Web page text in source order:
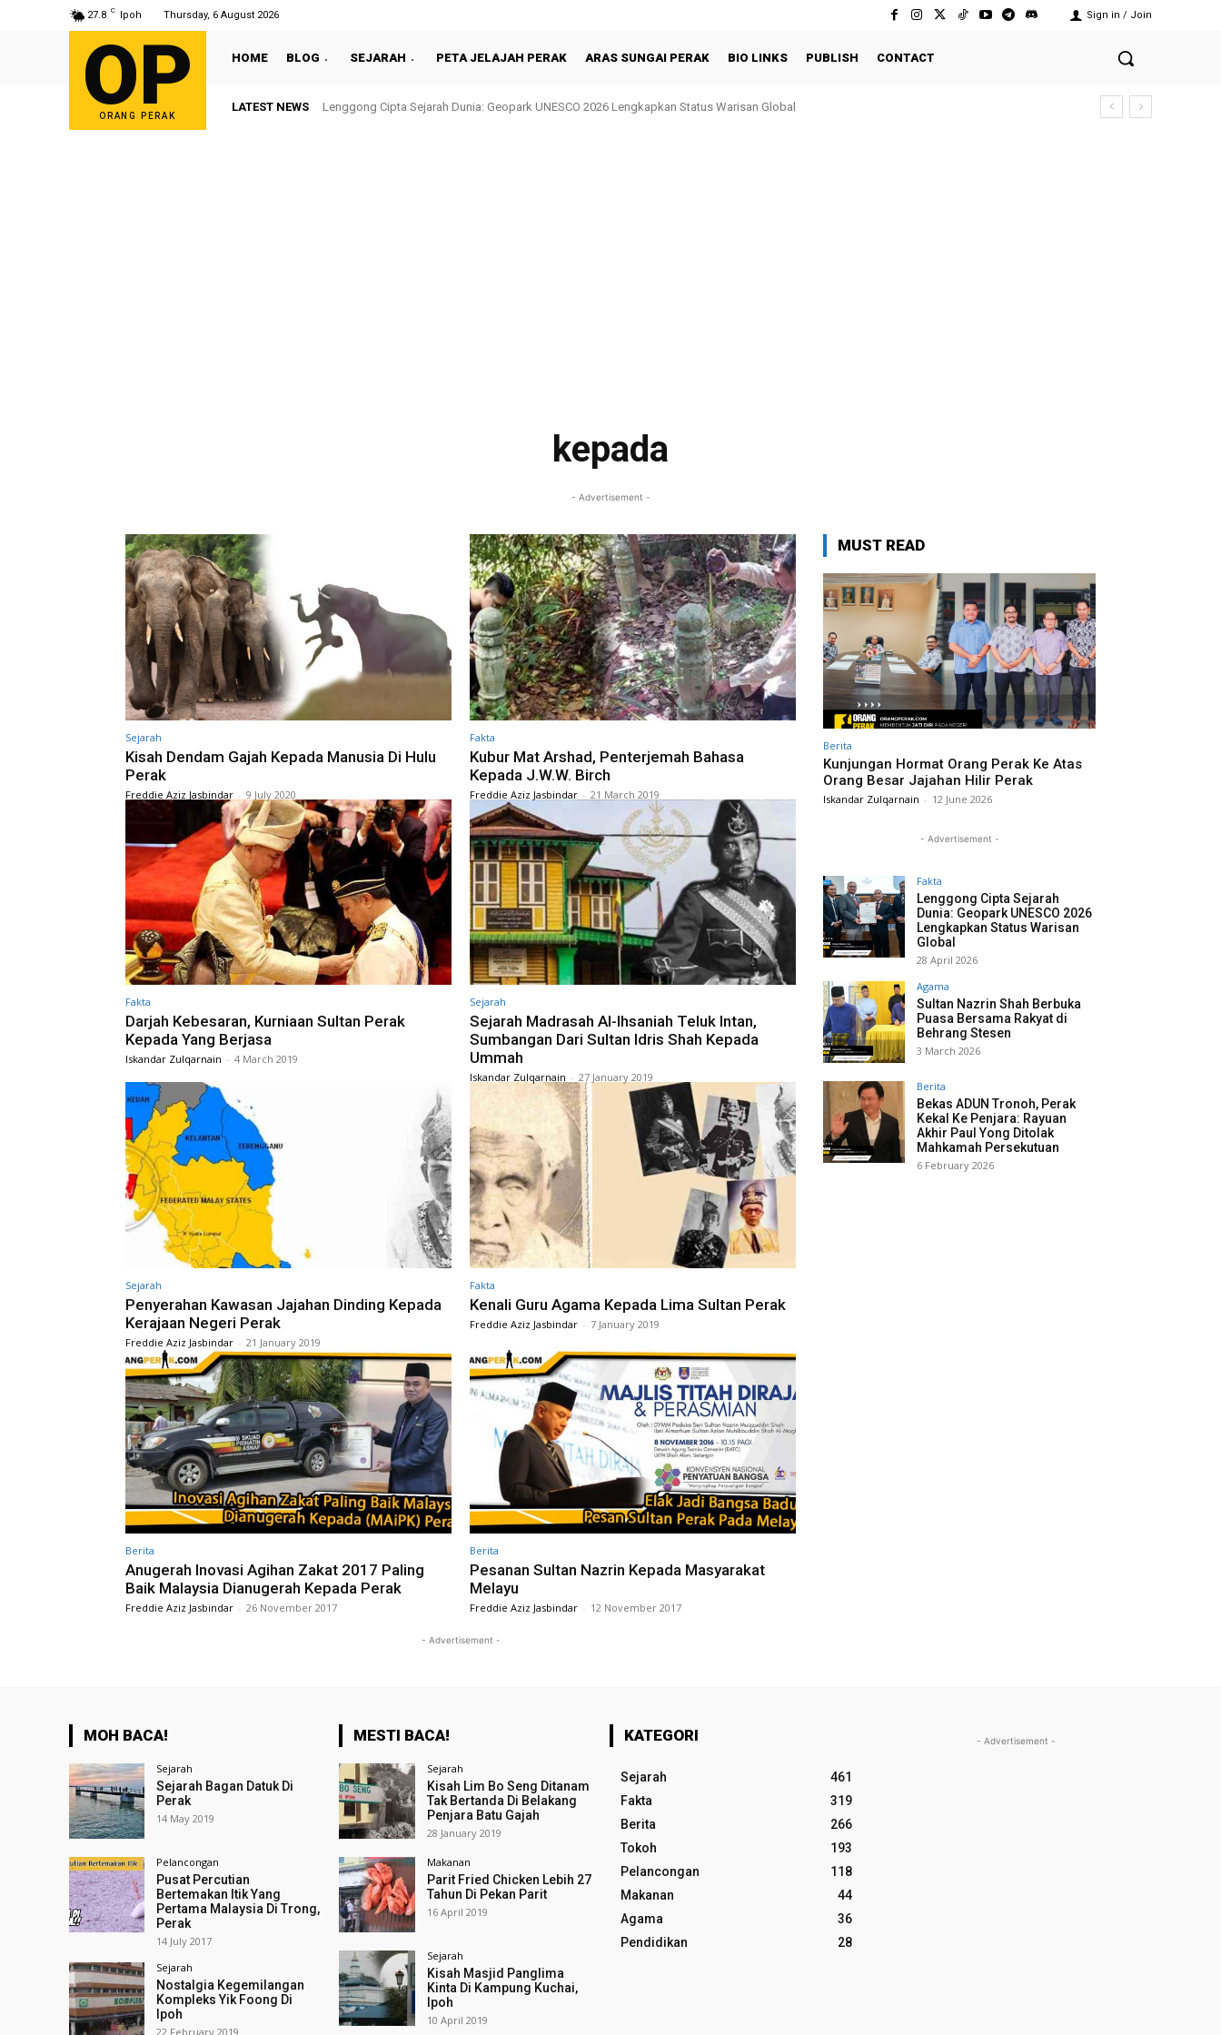
27.8 C Ipoh Thursday, 6 August 2026 Sign in / Join
OP
ORANG PERAK
HOME BLOG SEJARAH PETA JELAJAH PERAK ARAS SUNGAI PERAK BIO LINKS PUBLISH CONTACT
LATEST NEWSLenggong Cipta Sejarah Dunia: Geopark UNESCO 2026 Lengkapkan Status Warisan Global
Sultan Nazrin Shah Berbuka Puasa Bersama Rakyat di Behrang Stesen
kepada
- Advertisement -
Sejarah
Kisah Dendam Gajah Kepada Manusia Di Hulu
Perak
Freddie Aziz Jasbindar - 9 July 2020
Fakta
Kubur Mat Arshad, Penterjemah Bahasa
Kepada J.W.W. Birch
Freddie Aziz Jasbindar - 21 March 2019
Fakta
Darjah Kebesaran, Kurniaan Sultan Perak
Kepada Yang Berjasa
Iskandar Zulqarnain - 4 March 2019
Sejarah
Sejarah Madrasah Al-Ihsaniah Teluk Intan,
Sumbangan Dari Sultan Idris Shah Kepada
Ummah
Iskandar Zulqarnain - 27 January 2019
Sejarah
Penyerahan Kawasan Jajahan Dinding Kepada
Kerajaan Negeri Perak
Freddie Aziz Jasbindar - 21 January 2019
Fakta
Kenali Guru Agama Kepada Lima Sultan Perak
Freddie Aziz Jasbindar - 7 January 2019
Berita
Anugerah Inovasi Agihan Zakat 2017 Paling
Baik Malaysia Dianugerah Kepada Perak
Freddie Aziz Jasbindar - 26 November 2017
Berita
Pesanan Sultan Nazrin Kepada Masyarakat
Melayu
Freddie Aziz Jasbindar - 12 November 2017
- Advertisement -
MUST READ
Berita
Kunjungan Hormat Orang Perak Ke Atas
Orang Besar Jajahan Hilir Perak
Iskandar Zulqarnain - 12 June 2026
- Advertisement -
Fakta
Lenggong Cipta Sejarah
Dunia: Geopark UNESCO 2026
Lengkapkan Status Warisan
Global
28 April 2026
Agama
Sultan Nazrin Shah Berbuka
Puasa Bersama Rakyat di
Behrang Stesen
3 March 2026
Berita
Bekas ADUN Tronoh, Perak
Kekal Ke Penjara: Rayuan
Akhir Paul Yong Ditolak
Mahkamah Persekutuan
6 February 2026
MOH BACA!
Sejarah
Sejarah Bagan Datuk Di
Perak
14 May 2019
Pelancongan
Pusat Percutian
Bertemakan Itik Yang
Pertama Malaysia Di Trong,
Perak
14 July 2017
Sejarah
Nostalgia Kegemilangan
Kompleks Yik Foong Di
Ipoh
22 February 2019
MESTI BACA!
Sejarah
Kisah Lim Bo Seng Ditanam
Tak Bertanda Di Belakang
Penjara Batu Gajah
28 January 2019
Makanan
Parit Fried Chicken Lebih 27
Tahun Di Pekan Parit
16 April 2019
Sejarah
Kisah Masjid Panglima
Kinta Di Kampung Kuchai,
Ipoh
10 April 2019
KATEGORI
Sejarah
461
Fakta
319
Berita
266
Tokoh
193
Pelancongan
118
Makanan
44
Agama
36
Pendidikan
28
- Advertisement -